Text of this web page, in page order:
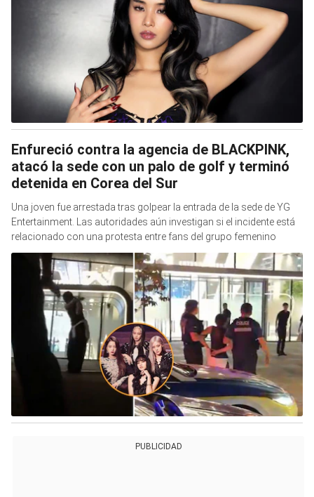
Enfureció contra la agencia de BLACKPINK,
atacó la sede con un palo de golf y terminó
detenida en Corea del Sur
Una joven fue arrestada tras golpear la entrada de la sede de YG
Entertainment. Las autoridades aún investigan si el incidente está
relacionado con una protesta entre fans del grupo femenino
PUBLICIDAD